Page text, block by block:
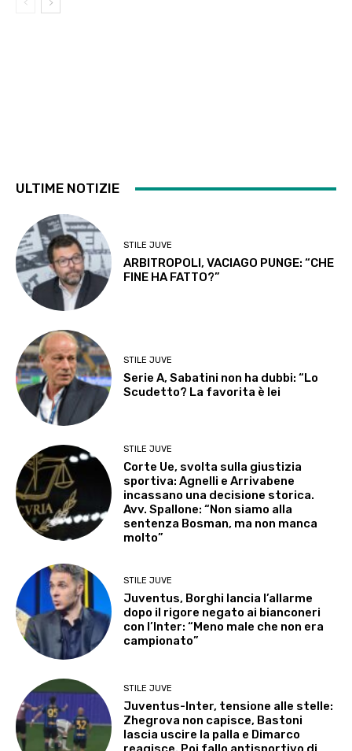
ULTIME NOTIZIE
STILE JUVE
ARBITROPOLI, VACIAGO PUNGE: “CHE
FINE HA FATTO?”
STILE JUVE
Serie A, Sabatini non ha dubbi: “Lo
Scudetto? La favorita è lei
STILE JUVE
Corte Ue, svolta sulla giustizia
sportiva: Agnelli e Arrivabene
incassano una decisione storica.
Avv. Spallone: “Non siamo alla
sentenza Bosman, ma non manca
molto”
STILE JUVE
Juventus, Borghi lancia l’allarme
dopo il rigore negato ai bianconeri
con l’Inter: “Meno male che non era
campionato”
STILE JUVE
Juventus-Inter, tensione alle stelle:
Zhegrova non capisce, Bastoni
lascia uscire la palla e Dimarco